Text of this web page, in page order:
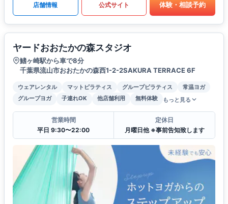
店舗情報 公式サイト 体験・相談予約
ヤードおおたかの森スタジオ
鰭ヶ崎駅から車で8分
千葉県流山市おおたかの森西1-2-2SAKURA TERRACE 6F
ウェアレンタル マットピラティス グループピラティス
常温ヨガ
グループヨガ
子連れOK 他店舗利用 無料体験 もっと見る
営業時間
平日 9:30〜22:00
定休日
月曜日他 ※事前告知致します